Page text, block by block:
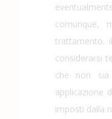
comunque,
trattamento.
considerarsi
che non
applicazione
imposti dalla